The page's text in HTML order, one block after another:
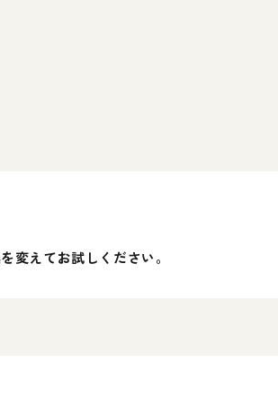
変えてお試しください。